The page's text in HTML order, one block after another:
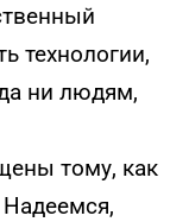
технологии,
ни людям,
тому, как